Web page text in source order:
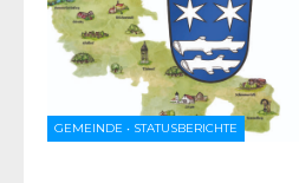
GEMEINDE • STATUSBERICHTE